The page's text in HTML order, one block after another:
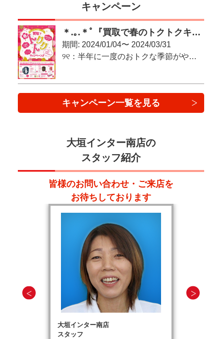
キャンペーン
＊.｡.＊ﾟ『買取で春のトクトクキャンペーン♪』＊.｡.＊ﾟ
期間: 2024/01/04〜 2024/03/31
୨୧：半年に一度のおトクな季節がやってきた！：୨୧
キャンペーン一覧を見る
大垣インター南店の
スタッフ紹介
皆様のお問い合わせ・ご来店を
お待ちしております
大垣インター南店
スタッフ